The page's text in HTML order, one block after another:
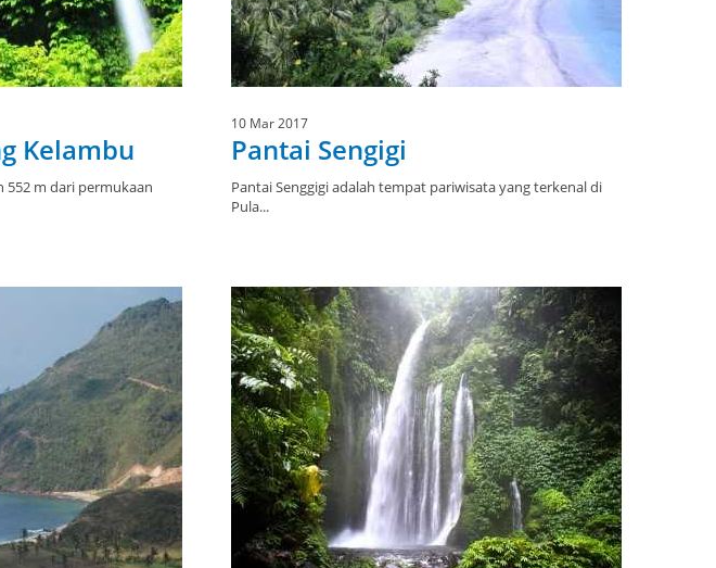
Kelambu
552 m dari permukaan
10 Mar 2017
Pantai Sengigi
Pantai Senggigi adalah tempat pariwisata yang terkenal di
Pula...